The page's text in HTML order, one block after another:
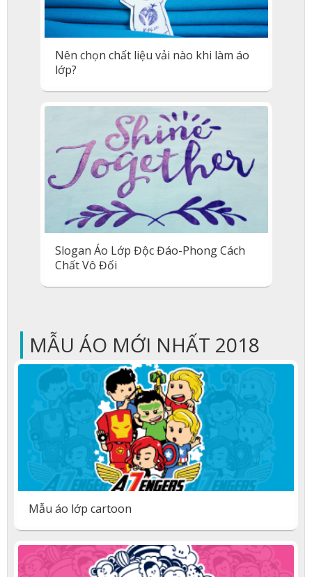
Nên chọn chất liệu vải nào khi làm áo
lớp?
Slogan Áo Lớp Độc Đáo-Phong Cách
Chất Vô Đối
| MẪU ÁO MỚI NHẤT 2018
Mẫu áo lớp cartoon